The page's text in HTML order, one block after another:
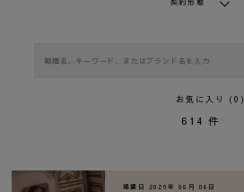
お気に入り (0)
614 件
掲載日 2026年 08月 08日